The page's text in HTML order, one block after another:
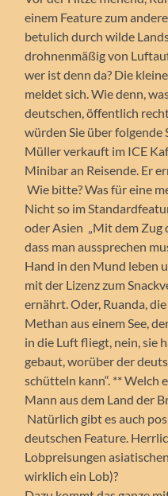
einem Feature zum
betulich durch wilde
drohnenmäßig von
wer ist denn da? Die
meldet sich. Wie denn,
deutschen, öffentlich
würden Sie über folgende
Müller verkauft im ICE
Minibar an Reisende. Er
Wie bitte? Was für eine
Nicht so im
oder Asien „Mit dem Zug
dass man aussprechen
Hand in den Mund leben
mit der Lizenz zum
ernährt. Oder, Ruanda,
Methan aus einem See,
in die Luft fliegt, nein, sie
gebaut, worüber der
schütteln kann“. ** Welch
Mann aus dem Land der
Natürlich gibt es auch
deutschen Feature.
Lobpreisungen
wirklich ein Lob)?